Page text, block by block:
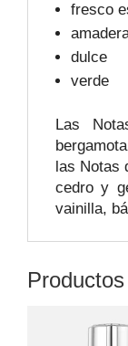
fresco
dulce
verde
Las
las Notas
cedro y
vainilla,